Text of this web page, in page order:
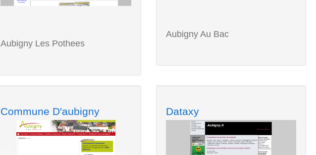
Aubigny Les Pothees
Aubigny Au Bac
Commune D'aubigny Dataxy